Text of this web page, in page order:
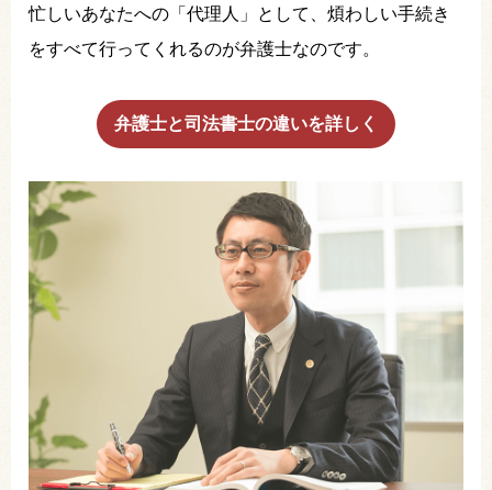
忙しいあなたへの「代理人」として、煩わしい手続き
をすべて行ってくれるのが弁護士なのです。
弁護士と司法書士の違いを詳しく